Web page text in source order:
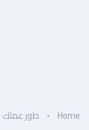
Home طور عملك